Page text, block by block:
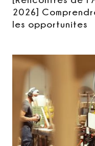
2026]
les opportunites